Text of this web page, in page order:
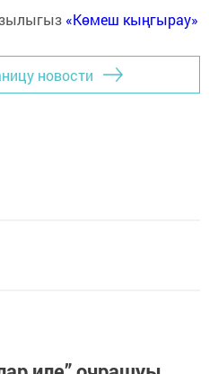
«Көмеш кыңгырау»
новости